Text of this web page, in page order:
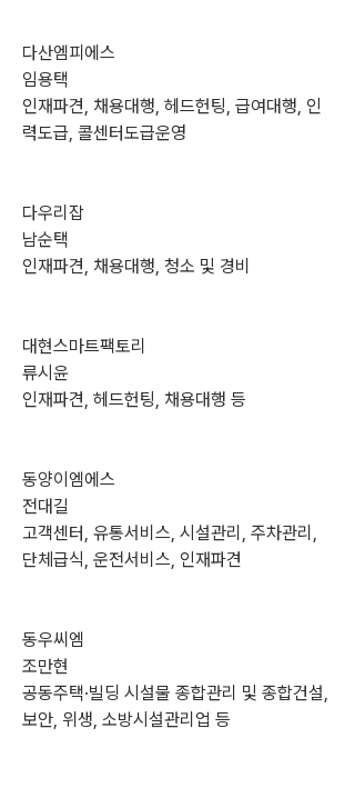
다산엠피에스
임용택
인재파견, 채용대행, 헤드헌팅, 급여대행, 인
력도급, 콜센터도급운영
다우리잡
남순택
인재파견, 채용대행, 청소 및 경비
대현스마트팩토리
류시윤
인재파견, 헤드헌팅, 채용대행 등
동양이엠에스
전대길
고객센터, 유통서비스, 시설관리, 주차관리,
단체급식, 운전서비스, 인재파견
동우씨엠
조만현
공동주택·빌딩 시설물 종합관리 및 종합건설,
보안, 위생, 소방시설관리업 등